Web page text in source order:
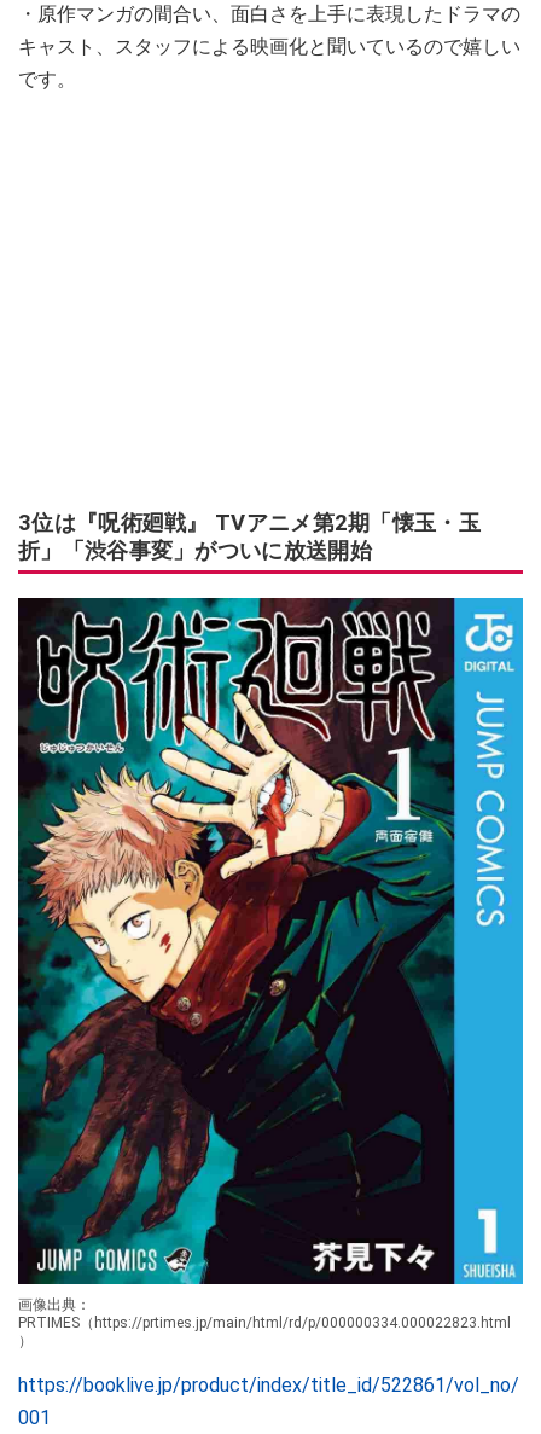
・原作マンガの間合い、面白さを上手に表現したドラマの
キャスト、スタッフによる映画化と聞いているので嬉しい
です。
3位は『呪術廻戦』 TVアニメ第2期「懐玉・玉
折」「渋谷事変」がついに放送開始
画像出典：
PRTIMES（https://prtimes.jp/main/html/rd/p/000000334.000022823.html
）
https://booklive.jp/product/index/title_id/522861/vol_no/
001